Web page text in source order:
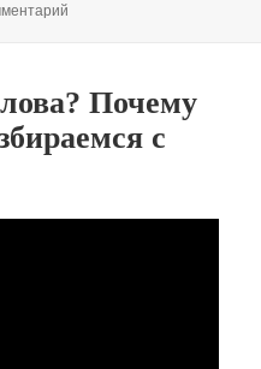
Почему
с